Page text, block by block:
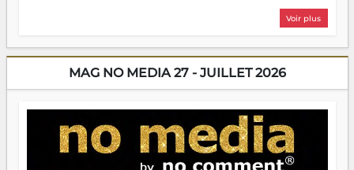
plus nombreux à se lancer, à créer, à risquer — souvent
sans filet, souvent sans aide, mais toujours avec cette
encore meilleures. Aina Rasamoelina vient de décrocher le
Prix RFI Instrumental Afrique. Miangaly Elia rafle le Prix
jeunes qui tiennent la torche. Alors oui, on pourrait
s'arrêter là, applaudir et rentrer chez soi satisfait. Mais ce
serait passer à côté d'une chose essentielle. La fougue, ça
brûle fort — et parfois, ça brûle vite. Une flamme sans
direction peut éclairer autant qu'elle peut consumer. C'est
Voir plus
MAG NO MEDIA 27 - JUILLET 2026